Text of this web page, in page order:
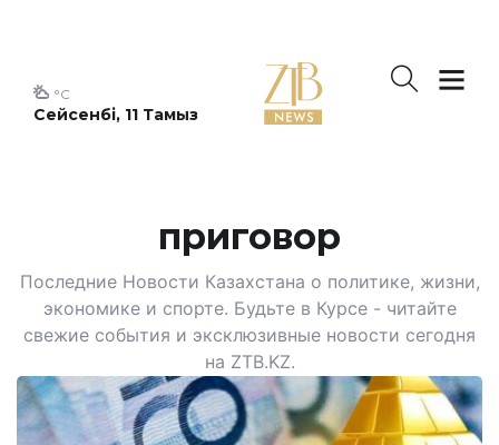
Сейсенбі, 11 Тамыз
°C
приговор
Последние Новости Казахстана о политике, жизни,
экономике и спорте. Будьте в Курсе - читайте
свежие события и эксклюзивные новости сегодня
на ZTB.KZ.